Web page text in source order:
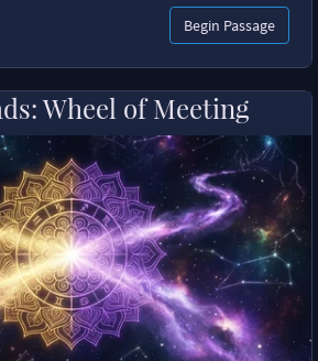
Begin Passage
Wheel of Meeting